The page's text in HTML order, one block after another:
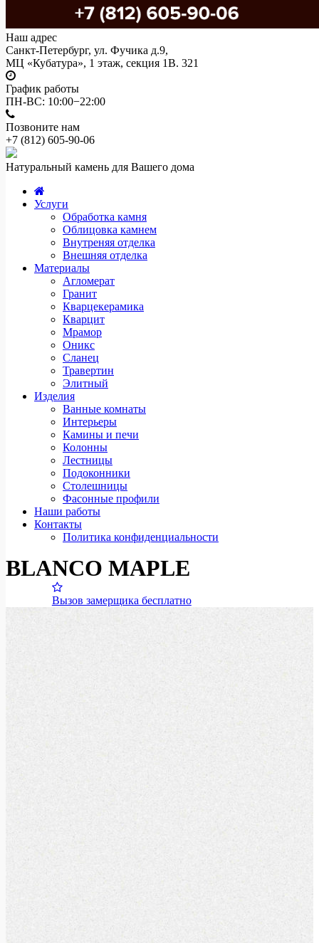
Наш адрес
Санкт-Петербург, ул. Фучика д.9,
МЦ «Кубатура», 1 этаж, секция 1В. 321
График работы
ПН-ВС: 10:00−22:00
Позвоните нам
+7 (812) 605-90-06
Натуральный камень для Вашего дома
Услуги
Обработка камня
Облицовка камнем
Внутреняя отделка
Внешняя отделка
Материалы
Агломерат
Гранит
Кварцекерамика
Кварцит
Мрамор
Оникс
Сланец
Травертин
Элитный
Изделия
Ванные комнаты
Интерьеры
Камины и печи
Колонны
Лестницы
Подоконники
Столешницы
Фасонные профили
Наши работы
Контакты
Политика конфиденциальности
BLANCO MAPLE
Вызов замерщика бесплатно